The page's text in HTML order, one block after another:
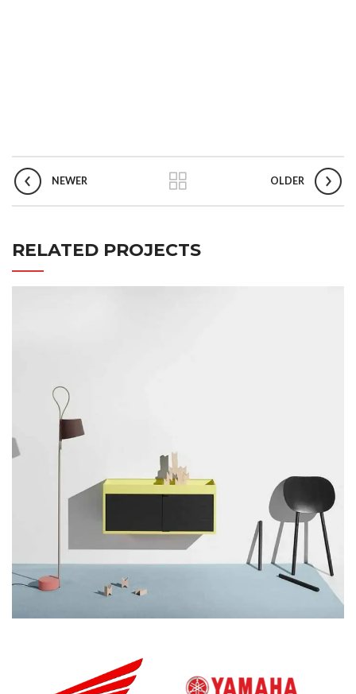
NEWER OLDER
RELATED PROJECTS